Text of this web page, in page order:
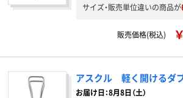
サイズ・販売単位違いの商品が
販売価格(税込)
アスクル 軽く開けるダ
お届け日：8月8日（土）